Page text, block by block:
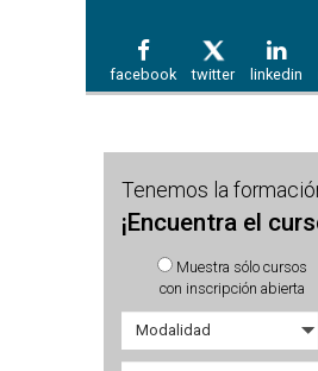
facebook twitter linkedin
Tenemos la
¡Encuentra el
Muestra sólo cursos
con inscripción abierta